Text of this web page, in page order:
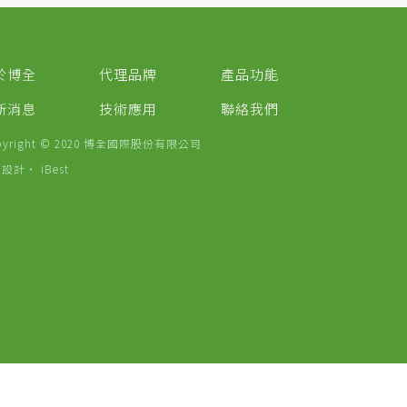
博全 代理品牌
產品功能
消息
技術應用 聯絡我們
© 2020 博全國際股份有限公司
計 ‧ iBest